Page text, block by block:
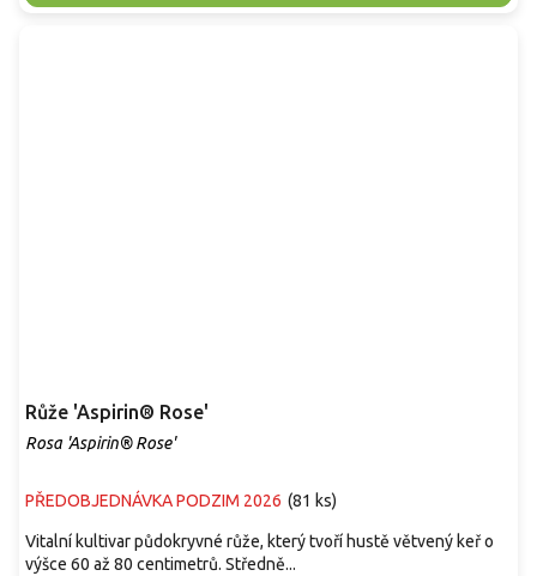
Růže 'Aspirin® Rose'
Rosa 'Aspirin® Rose'
PŘEDOBJEDNÁVKA PODZIM 2026 (81 ks)
Vitalní kultivar půdokryvné růže, který tvoří hustě větvený keř o
výšce 60 až 80 centimetrů. Středně...